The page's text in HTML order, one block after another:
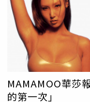
還有人稱他笑來很像
抵台，此行旋風來台
堂」，對雪Q餅讚不絕
潤的招牌瞇瞇眼，被
之前比較瘦，更像！還
被問到會不開想開設快
正面回應：「可以。」
應該沒辦法。◎喝酒勿
MAMAMOO華莎
的第一次」